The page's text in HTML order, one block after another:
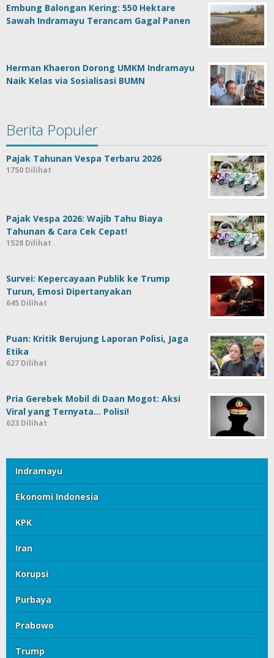
Embung Balongan Kering: 550 Hektare
Sawah Indramayu Terancam Gagal Panen
Herman Khaeron Dorong UMKM Indramayu
Naik Kelas via Sosialisasi BUMN
Berita Populer
Pajak Tahunan Vespa Terbaru 2026
1750 Dilihat
Pajak Vespa 2026: Wajib Tahu Biaya
Tahunan & Cara Cek Cepat!
1528 Dilihat
Survei: Kepercayaan Publik ke Trump
Turun, Emosi Dipertanyakan
645 Dilihat
Puan: Kritik Berujung Laporan Polisi, Jaga
Etika
627 Dilihat
Pria Gerebek Mobil di Daan Mogot: Aksi
Viral yang Ternyata… Polisi!
623 Dilihat
Indramayu
Ekonomi Indonesia
KPK
Iran
Korupsi
Purbaya
Prabowo
Trump